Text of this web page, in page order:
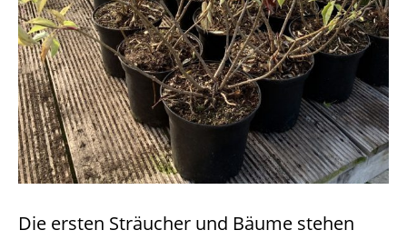
Die ersten Sträucher und Bäume stehen